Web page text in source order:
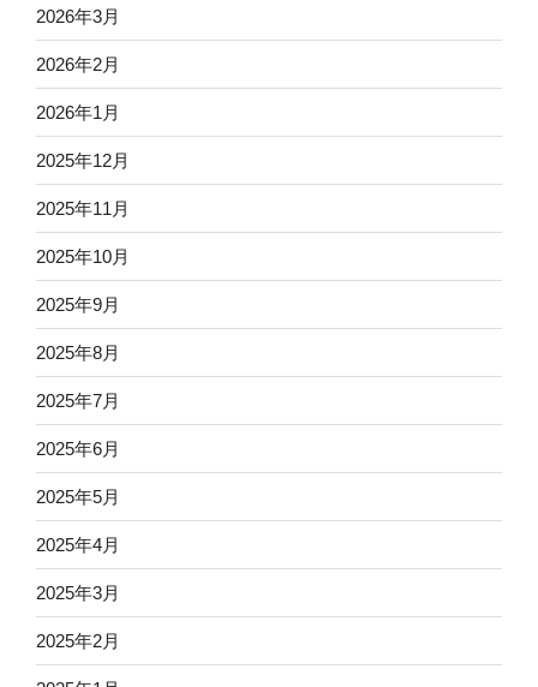
2026年3月
2026年2月
2026年1月
2025年12月
2025年11月
2025年10月
2025年9月
2025年8月
2025年7月
2025年6月
2025年5月
2025年4月
2025年3月
2025年2月